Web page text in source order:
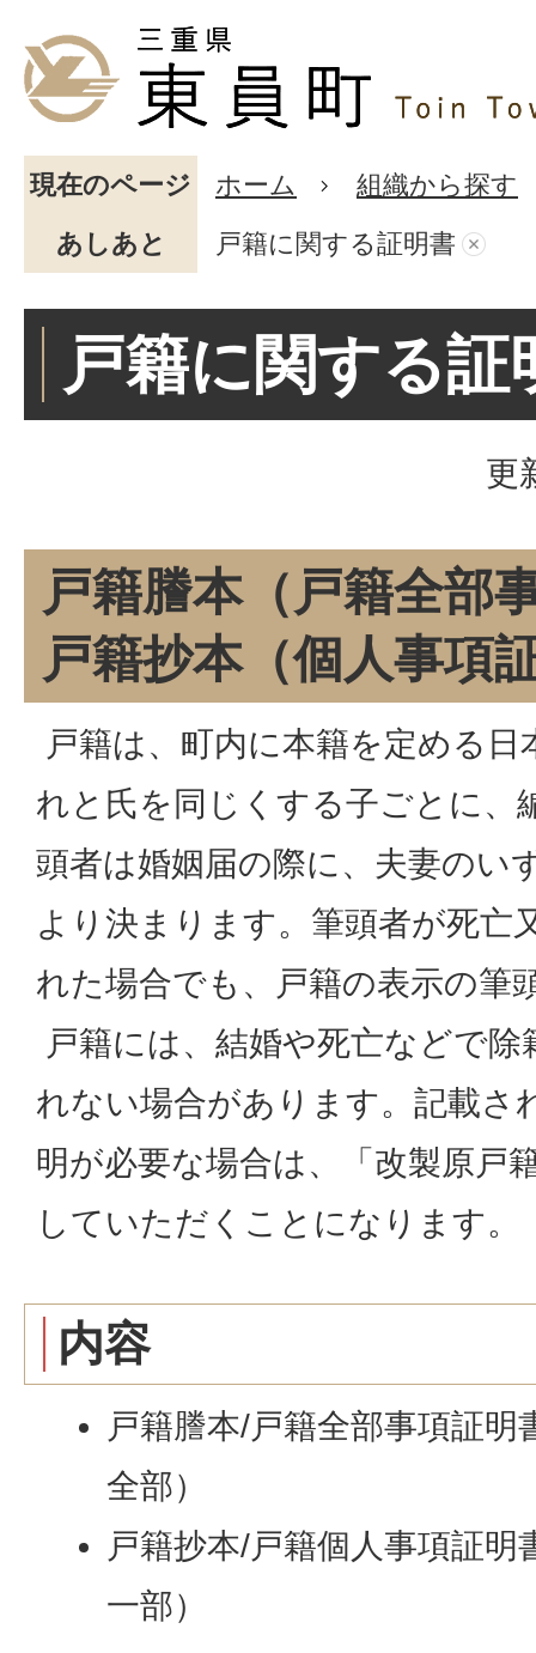
現在のページ ホーム
組織から探す
あしあと
戸籍に関する証明書
戸籍に関する証
更
戸籍謄本（戸籍全部
戸籍抄本（個人事項
戸籍は、町内に本籍を定める
れと氏を同じくする子ごとに、
頭者は婚姻届の際に、夫妻のい
より決まります。筆頭者が死亡
れた場合でも、戸籍の表示の筆
戸籍には、結婚や死亡などで
れない場合があります。記載さ
明が必要な場合は、「改製原戸
していただくことになります。
内容
戸籍謄本/戸籍全部事項証
全部）
戸籍抄本/戸籍個人事項証
一部）